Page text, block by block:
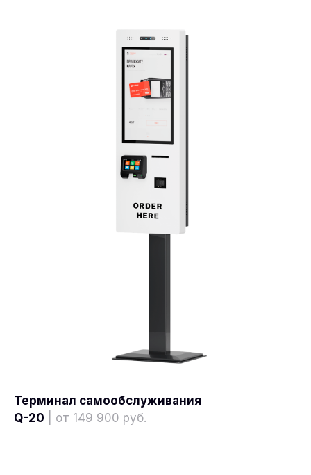
Терминал самообслуживания
Q-20 | от 149 900 руб.